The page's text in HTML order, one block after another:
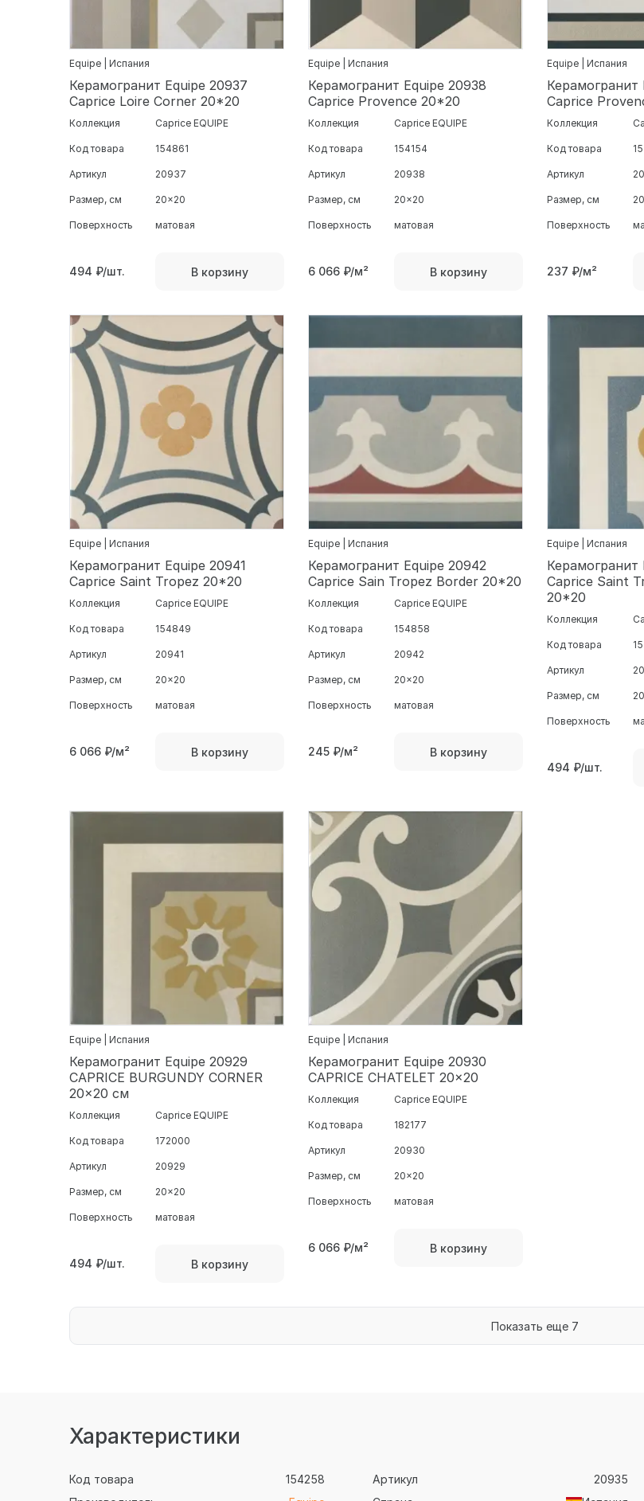
Equipe | Испания
Керамогранит Equipe 20937
Caprice Loire Corner 20*20
Коллекция Caprice EQUIPE
Код товара 154861
Артикул 20937
Размер, см 20x20
Поверхность матовая
494 ₽/шт. В корзину
Equipe | Испания
Керамогранит Equipe 20938
Caprice Provence 20*20
Коллекция Caprice EQUIPE
Код товара 154154
Артикул 20938
Размер, см 20x20
Поверхность матовая
6 066 ₽/м² В корзину
Equipe | Испания
Керамогранит
Caprice
Коллекция
Код товара
Артикул
Размер, см
Поверхность
237 ₽/м²
Equipe | Испания
Керамогранит Equipe 20941
Caprice Saint Tropez 20*20
Коллекция Caprice EQUIPE
Код товара 154849
Артикул 20941
Размер, см 20x20
Поверхность матовая
6 066 ₽/м² В корзину
Equipe | Испания
Керамогранит Equipe 20942
Caprice Sain Tropez Border 20*20
Коллекция Caprice EQUIPE
Код товара 154858
Артикул 20942
Размер, см 20x20
Поверхность матовая
245 ₽/м² В корзину
Equipe | Испания
Керамогранит
Caprice Saint
20*20
Коллекция
Код товара
Артикул
Размер, см
Поверхность
494 ₽/шт.
Equipe | Испания
Керамогранит Equipe 20929
CAPRICE BURGUNDY CORNER
20x20 см
Коллекция Caprice EQUIPE
Код товара 172000
Артикул 20929
Размер, см 20x20
Поверхность матовая
494 ₽/шт. В корзину
Equipe | Испания
Керамогранит Equipe 20930
CAPRICE CHATELET 20x20
Коллекция Caprice EQUIPE
Код товара 182177
Артикул 20930
Размер, см 20x20
Поверхность матовая
6 066 ₽/м² В корзину
Показать еще 7
Характеристики
Код товара 154258 Артикул
20935